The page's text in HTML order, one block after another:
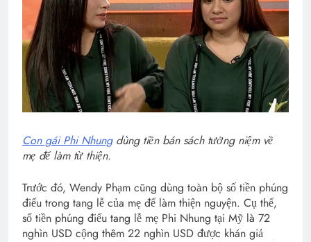
Con gái Phi Nhungdùng tiền bán sách tưởng niệm về
mẹ để làm từ thiện.
Trước đó, Wendy Phạm cũng dùng toàn bộ số tiền phúng
điếu trong tang lễ của mẹ để làm thiện nguyện. Cụ thể,
số tiền phúng điếu tang lễ mẹ Phi Nhung tại Mỹ là 72
nghìn USD cộng thêm 22 nghìn USD được khán giả